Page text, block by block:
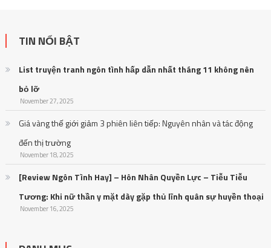
TIN NỔI BẬT
List truyện tranh ngôn tình hấp dẫn nhất tháng 11 không nên
bỏ lỡ
November 27, 2025
Giá vàng thế giới giảm 3 phiên liên tiếp: Nguyên nhân và tác động
đến thị trường
November 18, 2025
[Review Ngôn Tình Hay] – Hôn Nhân Quyền Lực – Tiễu Tiễu
Tương: Khi nữ thần y mặt dày gặp thủ lĩnh quân sự huyền thoại
November 16, 2025